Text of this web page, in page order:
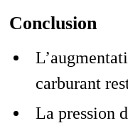
Conclusion
carburant
La pression